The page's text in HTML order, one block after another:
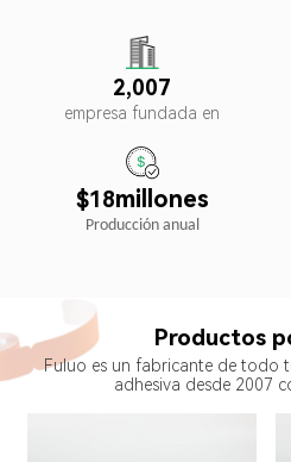
2,007
empresa fundada en
$18millones
Producción anual
Productos
Fuluo es un fabricante de todo
adhesiva desde 2007